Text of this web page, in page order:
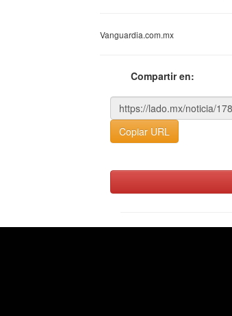
Vanguardia.com.mx
Compartir en:
Copiar URL